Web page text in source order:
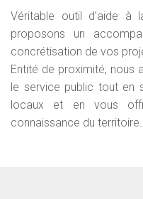
Véritable outil d’aide à
proposons un
concrétisation de vos
Entité de proximité, nous
le service public tout en
locaux et en vous
connaissance du territoire.